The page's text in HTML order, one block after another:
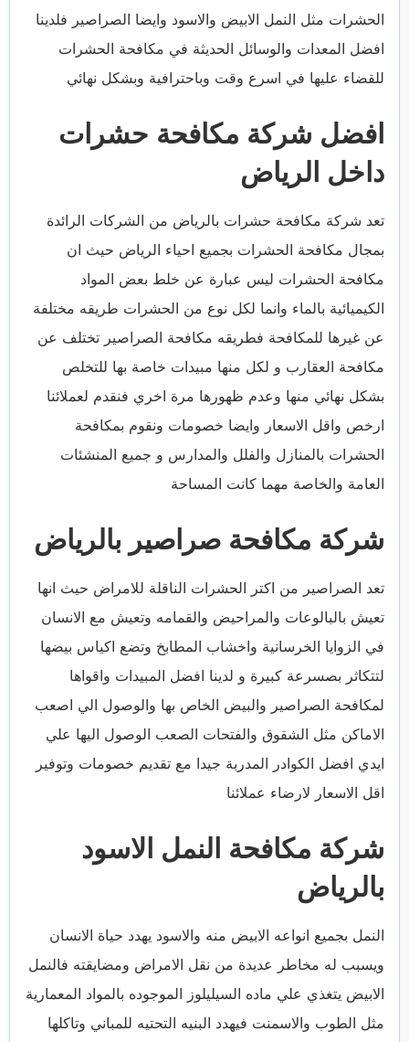
الحشرات مثل النمل الابيض والاسود وايضا الصراصير فلدينا
افضل المعدات والوسائل الحديثة في مكافحة الحشرات
للقضاء عليها في اسرع وقت وباحترافية وبشكل نهائي
افضل شركة مكافحة حشرات
داخل الرياض
تعد شركة مكافحة حشرات بالرياض من الشركات الرائدة
بمجال مكافحة الحشرات بجميع احياء الرياض حيث ان
مكافحة الحشرات ليس عبارة عن خلط بعض المواد
الكيميائية بالماء وانما لكل نوع من الحشرات طريقه مختلفة
عن غيرها للمكافحة فطريقه مكافحة الصراصير تختلف عن
مكافحة العقارب و لكل منها مبيدات خاصة بها للتخلص
بشكل نهائي منها وعدم ظهورها مرة اخري فنقدم لعملائنا
ارخص واقل الاسعار وايضا خصومات ونقوم بمكافحة
الحشرات بالمنازل والفلل والمدارس و جميع المنشئات
العامة والخاصة مهما كانت المساحة
شركة مكافحة صراصير بالرياض
تعد الصراصير من اكتر الحشرات الناقلة للامراض حيث انها
تعيش بالبالوعات والمراحيض والقمامه وتعيش مع الانسان
في الزوايا الخرسانية واخشاب المطابخ وتضع اكياس بيضها
لتتكاثر بصسرعة كبيرة و لدينا افضل المبيدات واقواها
لمكافحة الصراصير والبيض الخاص بها والوصول الي اصعب
الاماكن مثل الشقوق والفتحات الصعب الوصول اليها علي
ايدي افضل الكوادر المدربة جيدا مع تقديم خصومات وتوفير
اقل الاسعار لارضاء عملائنا
شركة مكافحة النمل الاسود
بالرياض
النمل بجميع انواعه الابيض منه والاسود يهدد حياة الانسان
ويسبب له مخاطر عديدة من نقل الامراض ومضايقته فالنمل
الابيض يتغذي علي ماده السيليلوز الموجوده بالمواد المعمارية
مثل الطوب والاسمنت فيهدد البنيه التحتيه للمباني وتاكلها